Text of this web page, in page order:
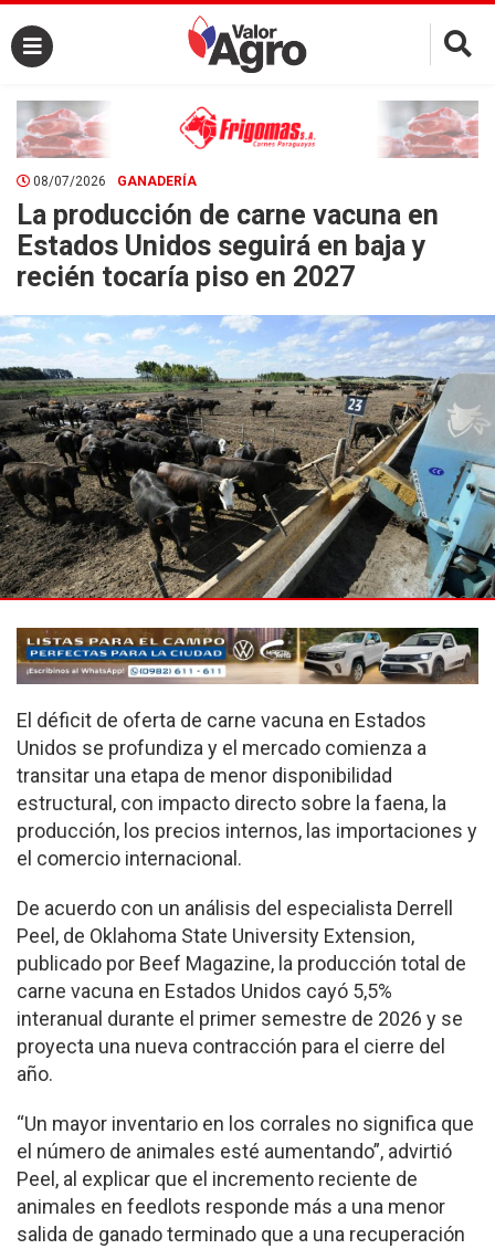
×
08/07/2026 GANADERÍA
La producción de carne vacuna en
Estados Unidos seguirá en baja y
recién tocaría piso en 2027
El déficit de oferta de carne vacuna en Estados
Unidos se profundiza y el mercado comienza a
transitar una etapa de menor disponibilidad
estructural, con impacto directo sobre la faena, la
producción, los precios internos, las importaciones y
el comercio internacional.
De acuerdo con un análisis del especialista Derrell
Peel, de Oklahoma State University Extension,
publicado por Beef Magazine, la producción total de
carne vacuna en Estados Unidos cayó 5,5%
interanual durante el primer semestre de 2026 y se
proyecta una nueva contracción para el cierre del
año.
“Un mayor inventario en los corrales no significa que
el número de animales esté aumentando”, advirtió
Peel, al explicar que el incremento reciente de
animales en feedlots responde más a una menor
salida de ganado terminado que a una recuperación